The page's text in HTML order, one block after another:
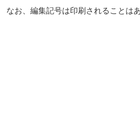
なお、編集記号は印刷されることは